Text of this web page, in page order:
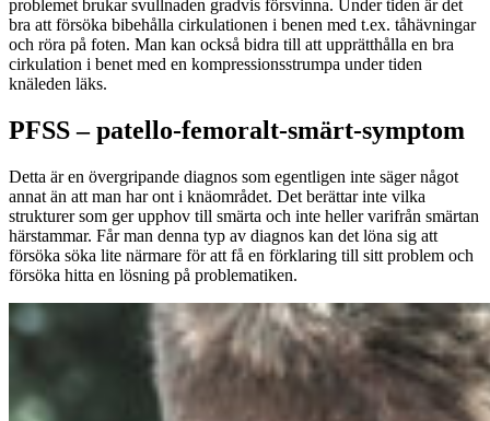
problemet brukar svullnaden gradvis försvinna. Under tiden är det
bra att försöka bibehålla cirkulationen i benen med t.ex. tåhävningar
och röra på foten. Man kan också bidra till att upprätthålla en bra
cirkulation i benet med en kompressionsstrumpa under tiden
knäleden läks.
PFSS – patello-femoralt-smärt-symptom
Detta är en övergripande diagnos som egentligen inte säger något
annat än att man har ont i knäområdet. Det berättar inte vilka
strukturer som ger upphov till smärta och inte heller varifrån smärtan
härstammar. Får man denna typ av diagnos kan det löna sig att
försöka söka lite närmare för att få en förklaring till sitt problem och
försöka hitta en lösning på problematiken.